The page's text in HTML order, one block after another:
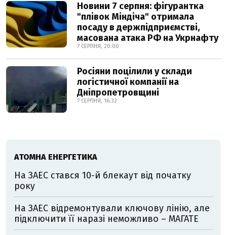
Новини 7 серпня: фігурантка
"плівок Міндіча" отримала
посаду в держпідприємстві,
масована атака РФ на Укрнафту
7 СЕРПНЯ, 20:00
Росіяни поцілили у склади
логістичної компанії на
Дніпропетровщині
7 СЕРПНЯ, 16:32
АТОМНА ЕНЕРГЕТИКА
На ЗАЕС стався 10-й блекаут від початку
року
На ЗАЕС відремонтували ключову лінію, але
підключити її наразі неможливо – МАГАТЕ